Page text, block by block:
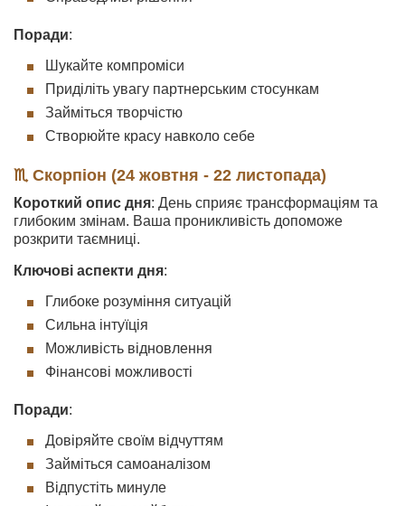
Поради:
Шукайте компроміси
Приділіть увагу партнерським стосункам
Займіться творчістю
Створюйте красу навколо себе
♏ Скорпіон (24 жовтня - 22 листопада)
Короткий опис дня: День сприяє трансформаціям та
глибоким змінам. Ваша проникливість допоможе
розкрити таємниці.
Ключові аспекти дня:
Глибоке розуміння ситуацій
Сильна інтуїція
Можливість відновлення
Фінансові можливості
Поради:
Довіряйте своїм відчуттям
Займіться самоаналізом
Відпустіть минуле